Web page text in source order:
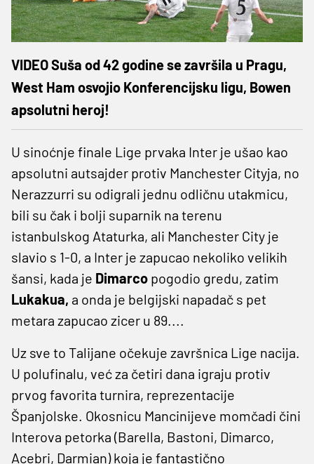
VIDEO Suša od 42 godine se završila u Pragu,
West Ham osvojio Konferencijsku ligu, Bowen
apsolutni heroj!
U sinoćnje finale Lige prvaka Inter je ušao kao
apsolutni autsajder protiv Manchester Cityja, no
Nerazzurri su odigrali jednu odličnu utakmicu,
bili su čak i bolji suparnik na terenu
istanbulskog Ataturka, ali Manchester City je
slavio s 1-0, a Inter je zapucao nekoliko velikih
šansi, kada je Dimarco pogodio gredu, zatim
Lukakua, a onda je belgijski napadač s pet
metara zapucao zicer u 89....
Uz sve to Talijane očekuje završnica Lige nacija.
U polufinalu, već za četiri dana igraju protiv
prvog favorita turnira, reprezentacije
Španjolske. Okosnicu Mancinijeve momčadi čini
Interova petorka (Barella, Bastoni, Dimarco,
Acebri, Darmian) koja je fantastično